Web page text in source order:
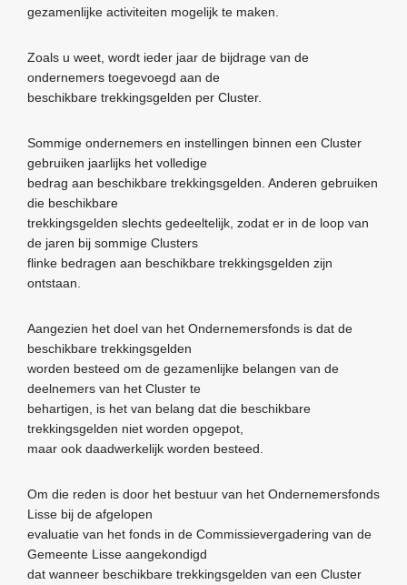
gezamenlijke activiteiten mogelijk te maken.
Zoals u weet, wordt ieder jaar de bijdrage van de
ondernemers toegevoegd aan de
beschikbare trekkingsgelden per Cluster.
Sommige ondernemers en instellingen binnen een Cluster
gebruiken jaarlijks het volledige
bedrag aan beschikbare trekkingsgelden. Anderen gebruiken
die beschikbare
trekkingsgelden slechts gedeeltelijk, zodat er in de loop van
de jaren bij sommige Clusters
flinke bedragen aan beschikbare trekkingsgelden zijn
ontstaan.
Aangezien het doel van het Ondernemersfonds is dat de
beschikbare trekkingsgelden
worden besteed om de gezamenlijke belangen van de
deelnemers van het Cluster te
behartigen, is het van belang dat die beschikbare
trekkingsgelden niet worden opgepot,
maar ook daadwerkelijk worden besteed.
Om die reden is door het bestuur van het Ondernemersfonds
Lisse bij de afgelopen
evaluatie van het fonds in de Commissievergadering van de
Gemeente Lisse aangekondigd
dat wanneer beschikbare trekkingsgelden van een Cluster